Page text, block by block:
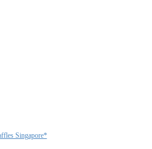
Singapore*